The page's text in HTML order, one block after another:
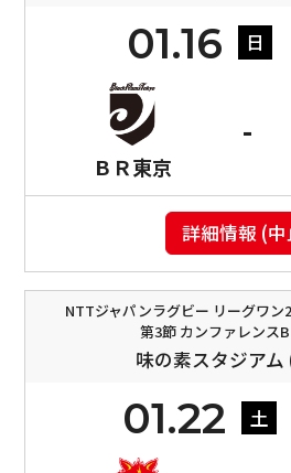
01.16 日
ＢＲ東京
詳細情報 (中
NTTジャパンラグビー リーグワン
第3節 カンファレンス
味の素スタジアム
01.22 土